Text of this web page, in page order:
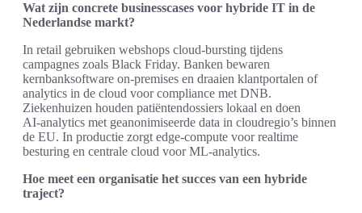
Wat zijn concrete businesscases voor hybride IT in de
Nederlandse markt?
In retail gebruiken webshops cloud‑bursting tijdens
campagnes zoals Black Friday. Banken bewaren
kernbanksoftware on‑premises en draaien klantportalen of
analytics in de cloud voor compliance met DNB.
Ziekenhuizen houden patiëntendossiers lokaal en doen
AI‑analytics met geanonimiseerde data in cloudregio’s binnen
de EU. In productie zorgt edge‑compute voor realtime
besturing en centrale cloud voor ML‑analytics.
Hoe meet een organisatie het succes van een hybride
traject?